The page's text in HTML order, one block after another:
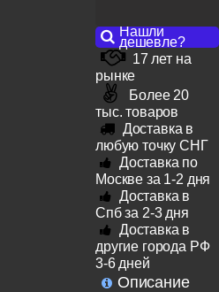
Нашли
дешевле?
17 лет на
рынке
Более 20
тыс. товаров
Доставка в
любую точку СНГ
Доставка по
Москве за 1-2 дня
Доставка в
Спб за 2-3 дня
Доставка в
другие города РФ
3-6 дней
Описание